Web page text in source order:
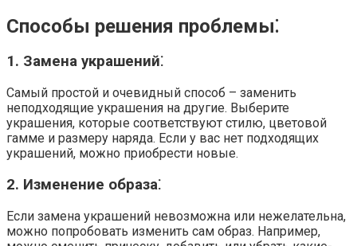
Способы решения проблемы⁚
1. Замена украшений⁚
Самый простой и очевидный способ – заменить
неподходящие украшения на другие. Выберите
украшения, которые соответствуют стилю, цветовой
гамме и размеру наряда. Если у вас нет подходящих
украшений, можно приобрести новые.
2. Изменение образа⁚
Если замена украшений невозможна или нежелательна,
можно попробовать изменить сам образ. Например,